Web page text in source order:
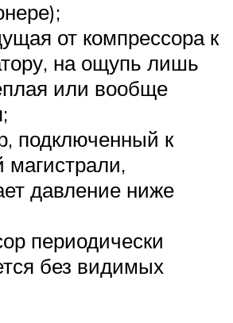
от компрессора к
на ощупь лишь
или вообще
подключенный к
магистрали,
давление ниже
периодически
без видимых